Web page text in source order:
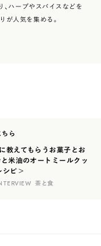
、ハーブやスパイスなどを
が人気を集める。
ら
教えてもらうお菓子とお
米油のオートミールクッ
シピ＞
茶と食